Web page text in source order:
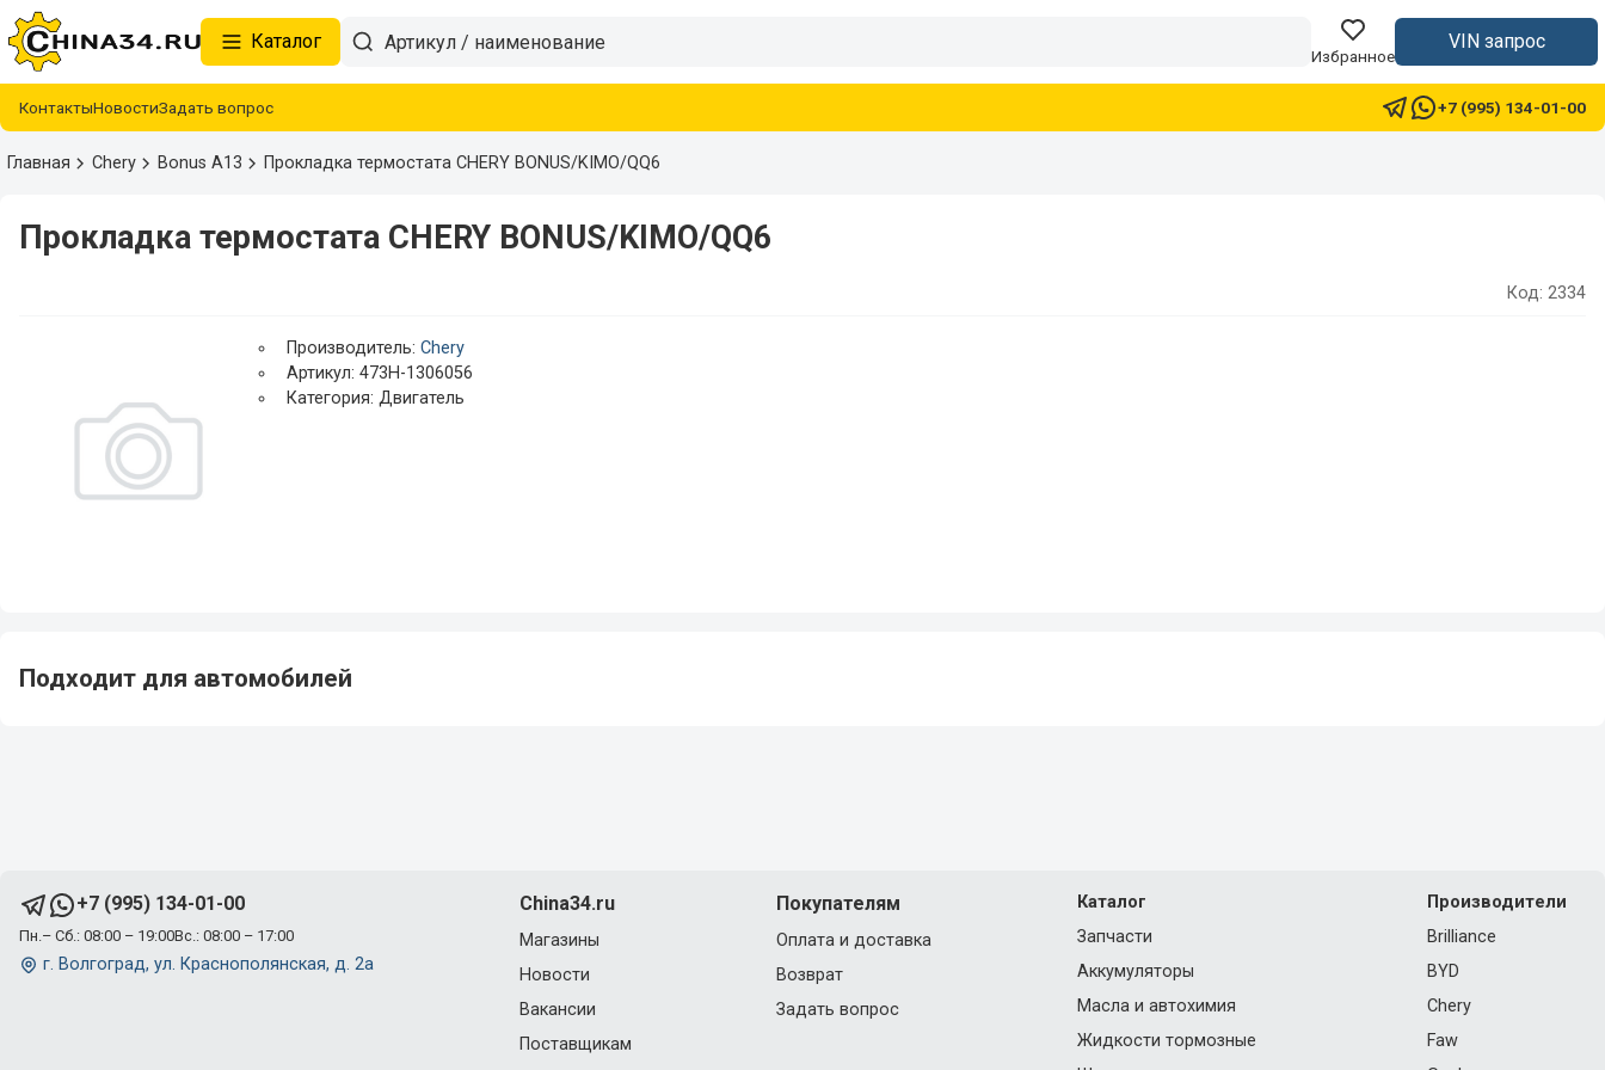
Каталог
Избранное
VIN запрос
КонтактыНовостиЗадать вопрос +7 (995) 134-01-00
Главная Chery Bonus A13 Прокладка термостата CHERY BONUS/KIMO/QQ6
Прокладка термостата CHERY BONUS/KIMO/QQ6
Код: 2334
Производитель: Chery
Артикул: 473H-1306056
Категория: Двигатель
Подходит для автомобилей
+7 (995) 134-01-00
Пн.– Сб.: 08:00 – 19:00Вс.: 08:00 – 17:00
г. Волгоград, ул. Краснополянская, д. 2а
China34.ru
Магазины
Новости
Вакансии
Поставщикам
Покупателям
Оплата и доставка
Возврат
Задать вопрос
Каталог
Запчасти
Аккумуляторы
Масла и автохимия
Жидкости тормозные
Производители
Brilliance
BYD
Chery
Faw